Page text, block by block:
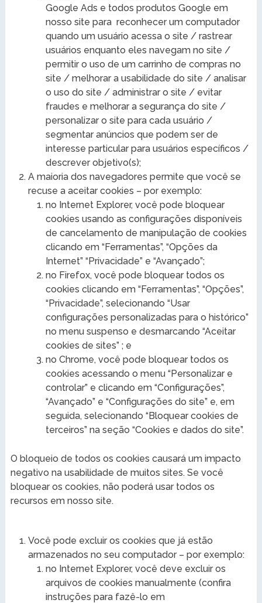
Google Ads e todos produtos Google em
nosso site para reconhecer um computador
quando um usuário acessa o site / rastrear
usuários enquanto eles navegam no site /
permitir o uso de um carrinho de compras no
site / melhorar a usabilidade do site / analisar
o uso do site / administrar o site / evitar
fraudes e melhorar a segurança do site /
personalizar o site para cada usuário /
segmentar anúncios que podem ser de
interesse particular para usuários específicos /
descrever objetivo(s);
A maioria dos navegadores permite que você se
recuse a aceitar cookies – por exemplo:
no Internet Explorer, você pode bloquear
cookies usando as configurações disponíveis
de cancelamento de manipulação de cookies
clicando em “Ferramentas”, “Opções da
Internet” “Privacidade” e “Avançado”;
no Firefox, você pode bloquear todos os
cookies clicando em “Ferramentas”, “Opções”,
“Privacidade”, selecionando “Usar
configurações personalizadas para o histórico”
no menu suspenso e desmarcando “Aceitar
cookies de sites” ; e
no Chrome, você pode bloquear todos os
cookies acessando o menu “Personalizar e
controlar” e clicando em “Configurações”,
“Avançado” e “Configurações do site” e, em
seguida, selecionando “Bloquear cookies de
terceiros” na seção “Cookies e dados do site”.
O bloqueio de todos os cookies causará um impacto
negativo na usabilidade de muitos sites. Se você
bloquear os cookies, não poderá usar todos os
recursos em nosso site.
Você pode excluir os cookies que já estão
armazenados no seu computador – por exemplo:
no Internet Explorer, você deve excluir os
arquivos de cookies manualmente (confira
instruções para fazê-lo em